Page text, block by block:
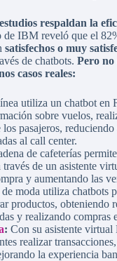
respaldan la
de IBM reveló que el
satisfechos o muy
de chatbots. Pero no
casos reales:
utiliza un chatbot en
sobre vuelos,
los pasajeros,
al call center.
de cafeterías
de un asistente
y aumentando las
moda utiliza chatbots
productos, obteniendo
y realizando compras
: Con su asistente virtual
realizar
la experiencia